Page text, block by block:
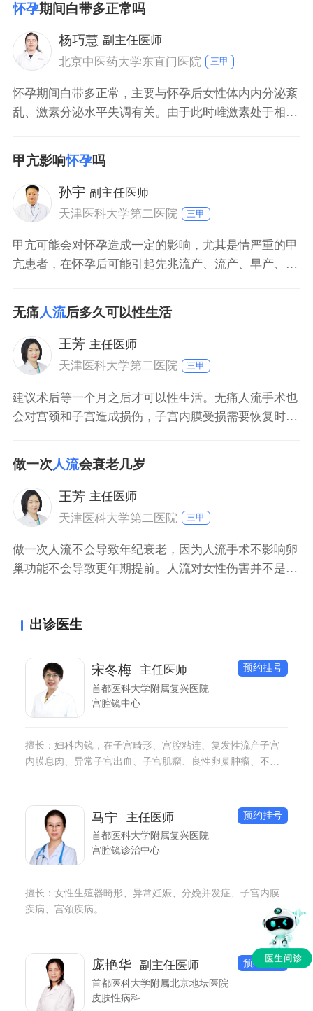
明显症状，就要及时进行治疗。
怀孕期间白带多正常吗
杨巧慧 副主任医师
北京中医药大学东直门医院
三甲
怀孕期间白带多正常，主要与怀孕后女性体内内分泌紊
乱、激素分泌水平失调有关。由于此时雌激素处于相对
没有出现外阴瘙痒、腰部、腹部不适、尿频、尿急、尿
热以及尿疼等，一般不用过于担心，基本上不会有太大
问题。但是，如果白带出现了颜色、性状、质地以及气
味改变，要考虑是炎症可能，可前往医院完善相关检
查，明
甲亢影响怀孕吗
孙宇 副主任医师
天津医科大学第二医院
三甲
甲亢可能会对怀孕造成一定的影响，尤其是情严重的甲
亢患者，在怀孕后可能引起先兆流产、流产、早产、死
情平稳的情况下怀孕，可尽量减少上述风险的发生。在
怀孕期间，需定期复查甲功，及时调整治疗方案等。
无痛人流后多久可以性生活
王芳 主任医师
天津医科大学第二医院
三甲
建议术后等一个月之后才可以性生活。无痛人流手术也
会对宫颈和子宫造成损伤，子宫内膜受损需要恢复时
科病。多数女性在流产一个月后子宫内膜可以修复好，
如果复查没有异常情况时可以同房。
做一次人流会衰老几岁
王芳 主任医师
天津医科大学第二医院
三甲
做一次人流不会导致年纪衰老，因为人流手术不影响卵
巢功能不会导致更年期提前。人流对女性伤害并不是身
伤，部分女性会引起盆腔炎症、输卵管堵塞造成不孕。
出诊医生
宋冬梅 主任医师
首都医科大学附属复兴医院
宫腔镜中心
预约挂号
擅长：妇科内镜，在子宫畸形、宫腔粘连、复发性流产子宫
内膜息肉、异常子宫出血、子宫肌瘤、良性卵巢肿瘤、不孕
马宁 主任医师
首都医科大学附属复兴医院
宫腔镜诊治中心
预约挂号
擅长：女性生殖器畸形、异常妊娠、分娩并发症、子宫内膜
疾病、宫颈疾病。
庞艳华 副主任医师
首都医科大学附属北京地坛医院
皮肤性病科
预约挂号